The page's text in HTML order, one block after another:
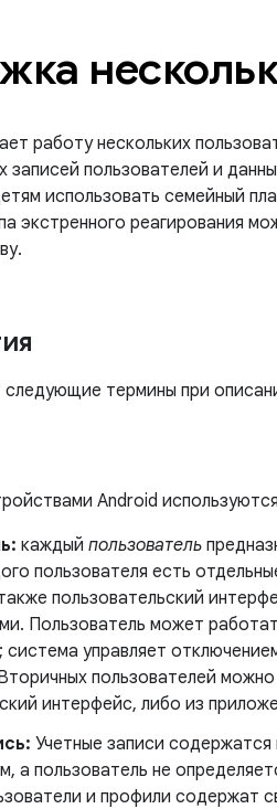
работу нескольких
записей пользователей и
использовать семейный
экстренного реагирования
следующие термины при
Android
каждый пользователь
пользователя есть
пользовательский
Пользователь может
система управляет
пользователей
интерфейс, либо из
Учетные записи содержатся
а пользователь не
и профили содержат